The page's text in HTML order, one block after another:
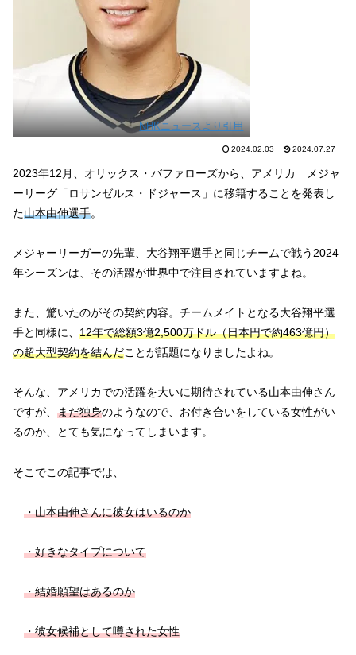
NHKニュースより引用
2024.02.03 2024.07.27
2023年12月、オリックス・バファローズから、アメリカ メジャ
ーリーグ「ロサンゼルス・ドジャース」に移籍することを発表し
た山本由伸選手。
メジャーリーガーの先輩、大谷翔平選手と同じチームで戦う2024
年シーズンは、その活躍が世界中で注目されていますよね。
また、驚いたのがその契約内容。チームメイトとなる大谷翔平選
手と同様に、 12年で総額3億2,500万ドル（日本円で約463億円）
の超大型契約を結んだことが話題になりましたよね。
そんな、アメリカでの活躍を大いに期待されている山本由伸さん
ですが、 まだ独身のようなので、お付き合いをしている女性がい
るのか、とても気になってしまいます。
そこでこの記事では、
・山本由伸さんに彼女はいるのか
・好きなタイプについて
・結婚願望はあるのか
・彼女候補として噂された女性